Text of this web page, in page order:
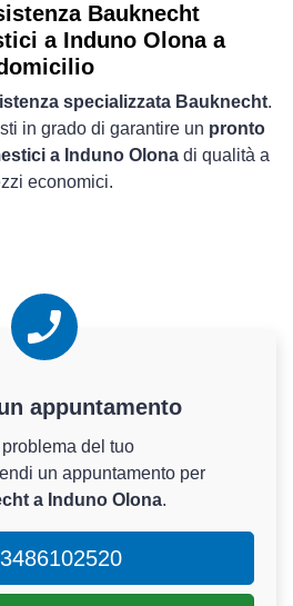
Bauknecht
a Induno Olona a
specializzata Bauknecht.
in grado di garantire un pronto
a Induno Olonadi qualità a
economici.
appuntamento
del tuo
un appuntamento per
a Induno Olona.
3486102520